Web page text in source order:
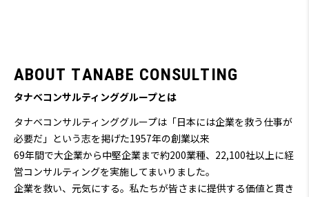
ABOUT TANABE CONSULTING
タナベコンサルティンググループとは
タナベコンサルティンググループは「日本には企業を救う仕事が
必要だ」という志を掲げた1957年の創業以来
69年間で大企業から中堅企業まで約200業種、22,100社以上に経
営コンサルティングを実施してまいりました。
企業を救い、元気にする。私たちが皆さまに提供する価値と貫き